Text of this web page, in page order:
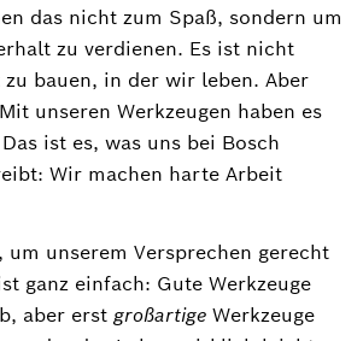
das nicht zum Spaß, sondern um
zu verdienen. Es ist nicht
bauen, in der wir leben. Aber
unseren Werkzeugen haben es
ist es, was uns bei Bosch
Wir machen harte Arbeit
um unserem Versprechen gerecht
ganz einfach: Gute Werkzeuge
aber erst großartige Werkzeuge